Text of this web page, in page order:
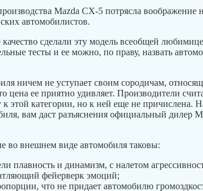
Mazda CX-5 потрясла воображение
автомобилистов.
сделали эту модель всеобщей
тесты и ее можно, по праву, назвать
ничем не уступает своим сородичам,
цена ее приятно удивляет. Производители
к этой категории, но к ней еще не причислена.
вам даст разъяснения официальный дилер
во внешнем виде автомобиля таковы:
плавность и динамизм, с налетом
фейерверк эмоций;
что не придает автомобилю